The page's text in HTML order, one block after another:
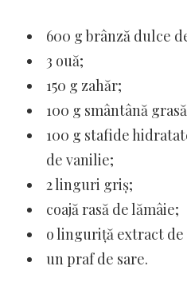
600 g brânză dulce
3 ouă;
150 g zahăr;
100 g smântână
100 g stafide
de vanilie;
2 linguri griș;
coajă rasă de lămâie;
o linguriță extract
un praf de sare.